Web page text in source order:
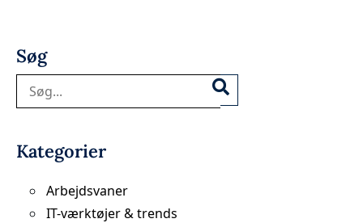
Søg
Søg
Kategorier
Arbejdsvaner
IT-værktøjer & trends